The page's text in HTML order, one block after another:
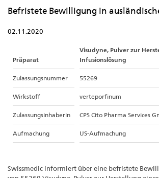
Befristete Bewilligung in
02.11.2020
Präparat
Visudyne, Pulver zur
Infusionslösung
Zulassungsnummer 55269
Wirkstoff verteporfinum
Zulassungsinhaberin CPS Cito Pharma Services
Aufmachung US-Aufmachung
Swissmedic informiert über eine befristete